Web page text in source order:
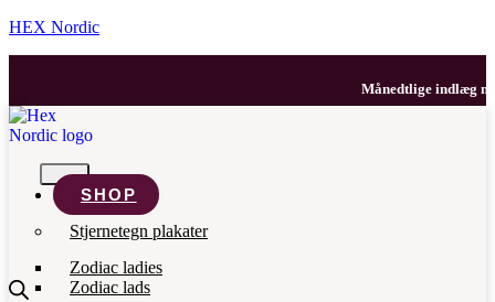
HEX Nordic
Månedtlige indlæg med
SHOP
Stjernetegn plakater
Zodiac ladies
Zodiac lads